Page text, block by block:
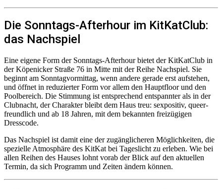
Die Sonntags-Afterhour im KitKatClub:
das Nachspiel
Eine eigene Form der Sonntags-Afterhour bietet der KitKatClub in
der Köpenicker Straße 76 in Mitte mit der Reihe Nachspiel. Sie
beginnt am Sonntagvormittag, wenn andere gerade erst aufstehen,
und öffnet in reduzierter Form vor allem den Hauptfloor und den
Poolbereich. Die Stimmung ist entsprechend entspannter als in der
Clubnacht, der Charakter bleibt dem Haus treu: sexpositiv, queer-
freundlich und ab 18 Jahren, mit dem bekannten freizügigen
Dresscode.
Das Nachspiel ist damit eine der zugänglicheren Möglichkeiten, die
spezielle Atmosphäre des KitKat bei Tageslicht zu erleben. Wie bei
allen Reihen des Hauses lohnt vorab der Blick auf den aktuellen
Termin, da sich Programm und Zeiten ändern können.